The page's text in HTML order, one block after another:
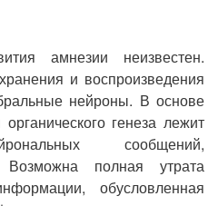
амнезии неизвестен.
и воспроизведения
нейроны. В основе
генеза лежит
сообщений,
полная утрата
обусловленная